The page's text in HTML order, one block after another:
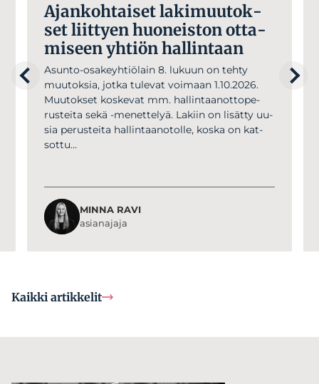
Ajan­koh­tai­set la­ki­muu­tok­
set liit­tyen huo­neis­ton ot­ta­
mi­seen yh­tiön hal­lin­taan
Asun­to-osa­keyh­tiö­lain 8. lu­kuun on teh­ty
muu­tok­sia, jot­ka tu­le­vat voi­maan 1.10.2026.
Muu­tok­set kos­ke­vat mm. hal­lin­taa­not­to­pe­
rus­tei­ta se­kä -me­net­te­lyä. La­kiin on li­sät­ty uu­
sia pe­rus­tei­ta hal­lin­taa­no­tol­le, kos­ka on kat­
sot­tu…
MINNA RAVI
asianajaja
Kaikki artikkelit